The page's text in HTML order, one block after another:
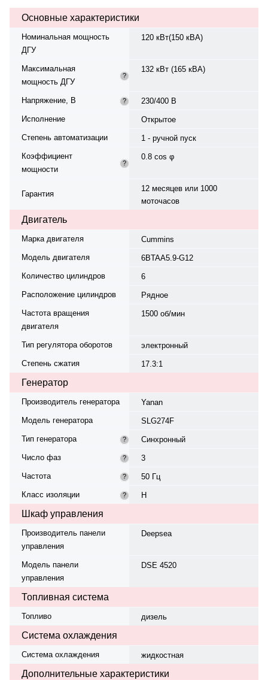
синхронный, трёхфазный, 230/400
В, 50 Гц, класс изоляции H.
DSE 4520. Степень защиты IP23.
Степень сжатия — 17,3:1.
216 А 1~. Производство: Китай,
гарантия — 12 месяцев или 1000
Основные характеристики
Номинальная мощность
ДГУ
120 кВт(150 кВА)
Максимальная
мощность ДГУ
?
132 кВт (165 кВА)
Напряжение, В ?
230/400 В
Исполнение
Открытое
Степень автоматизации
1 - ручной пуск
Коэффициент
мощности
?
0.8 cos φ
Гарантия
12 месяцев или 1000
моточасов
Двигатель
Марка двигателя
Cummins
Модель двигателя
6BTAA5.9-G12
Количество цилиндров
6
Расположение цилиндров
Рядное
Частота вращения
двигателя
1500 об/мин
Тип регулятора оборотов
электронный
Степень сжатия
17.3:1
Генератор
Производитель генератора
Yanan
Модель генератора
SLG274F
Тип генератора
?
Синхронный
Число фаз
?
3
Частота
?
50 Гц
Класс изоляции
? H
Шкаф управления
Производитель панели
управления
Deepsea
Модель панели
управления
DSE 4520
Топливная система
Топливо дизель
Система охлаждения
Система охлаждения жидкостная
Дополнительные характеристики